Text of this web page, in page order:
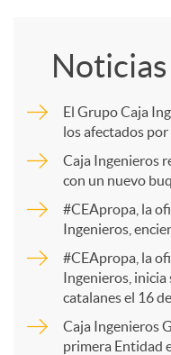
p
a
r
t
El Grupo Caja
los afectados
Caja Ingenieros
con un nuevo
#CEApropa, la
Ingenieros,
#CEApropa, la
Ingenieros,
catalanes el 16
Caja Ingenieros
primera Entidad